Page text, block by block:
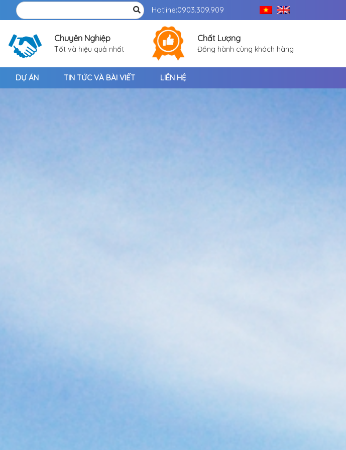
Hotline:0903.309.909
Chuyên Nghiệp
Tốt và hiệu quả nhất
Chất Lượng
Đồng hành cùng khách hàng
DỰ ÁN TIN TỨC VÀ BÀI VIẾT LIÊN HỆ